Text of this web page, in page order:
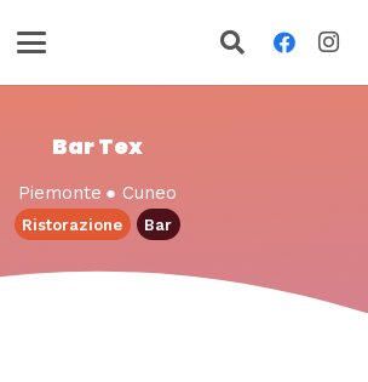
Bar Tex
Piemonte ● Cuneo
Ristorazione Bar